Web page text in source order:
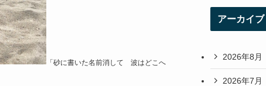
「砂に書いた名前消して 波はどこへ
アーカイブ
2026年8月
2026年7月